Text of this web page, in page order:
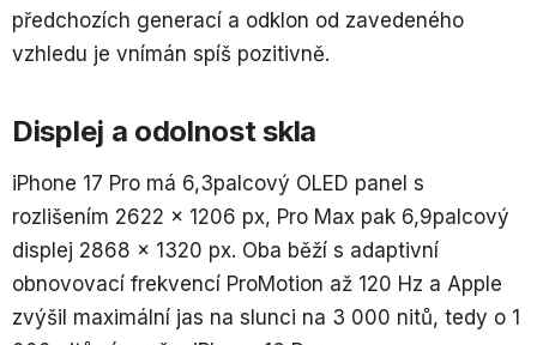
předchozích generací a odklon od zavedeného
vzhledu je vnímán spíš pozitivně.
Displej a odolnost skla
iPhone 17 Pro má 6,3palcový OLED panel s
rozlišením 2622 × 1206 px, Pro Max pak 6,9palcový
displej 2868 × 1320 px. Oba běží s adaptivní
obnovovací frekvencí ProMotion až 120 Hz a Apple
zvýšil maximální jas na slunci na 3 000 nitů, tedy o 1